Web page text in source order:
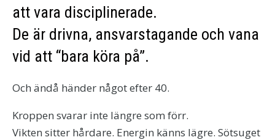
att vara disciplinerade.
De är drivna, ansvarstagande och vana
vid att “bara köra på”.
Och ändå händer något efter 40.
Kroppen svarar inte längre som förr.
Vikten sitter hårdare. Energin känns lägre. Sötsuget